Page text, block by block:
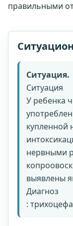
правильными
Ситуация.
Ситуация
У ребенка
купленной
нервными
выявлены
Диагноз
: